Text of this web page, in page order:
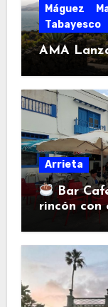
Máguez
Tabayesco
AMA
Arrieta
Bar
rincón con